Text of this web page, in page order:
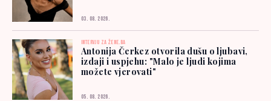
03. 08. 2026.
INTERVJU ZA ŽENE.BA
Antonija Čerkez otvorila dušu o ljubavi,
izdaji i uspjehu: "Malo je ljudi kojima
možete vjerovati"
05. 08. 2026.